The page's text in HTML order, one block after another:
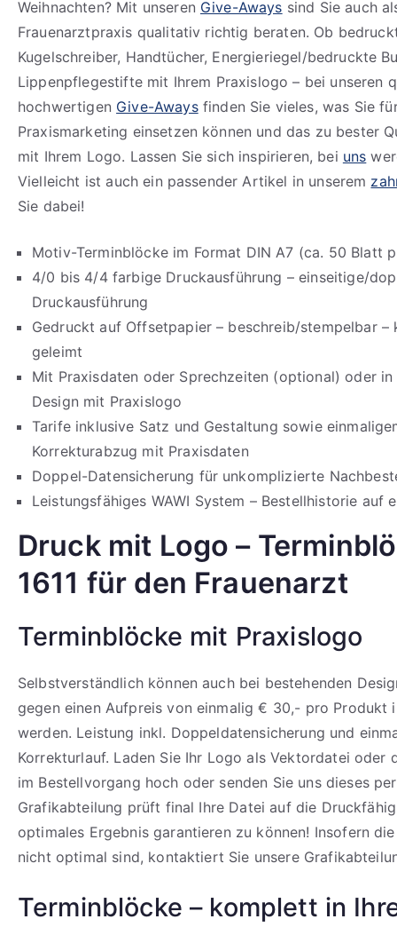
Weihnachten? Mit unseren Give-Aways sind Sie auch
Frauenarztpraxis qualitativ richtig beraten. Ob
Kugelschreiber, Handtücher, Energieriegel/bedruckte
Lippenpflegestifte mit Ihrem Praxislogo – bei unseren
hochwertigen Give-Awaysfinden Sie vieles, was Sie
Praxismarketing einsetzen können und das zu bester
mit Ihrem Logo. Lassen Sie sich inspirieren, bei uns
Vielleicht ist auch ein passender Artikel in unserem
Sie dabei!
Motiv-Terminblöcke im Format DIN A7 (ca. 50 Blatt
4/0 bis 4/4 farbige Druckausführung – einseitige/
Druckausführung
Gedruckt auf Offsetpapier – beschreib/stempelbar –
geleimt
Mit Praxisdaten oder Sprechzeiten (optional) oder
Design mit Praxislogo
Tarife inklusive Satz und Gestaltung sowie
Korrekturabzug mit Praxisdaten
Doppel-Datensicherung für unkomplizierte
Leistungsfähiges WAWI System – Bestellhistorie auf
Druck mit Logo –
1611 für den Frauenarzt
Terminblöcke mit Praxislogo
Selbstverständlich können auch bei bestehenden
gegen einen Aufpreis von einmalig € 30,- pro Produkt
werden. Leistung inkl. Doppeldatensicherung und
Korrekturlauf. Laden Sie Ihr Logo als Vektordatei oder
im Bestellvorgang hoch oder senden Sie uns dieses
Grafikabteilung prüft final Ihre Datei auf die
optimales Ergebnis garantieren zu können! Insofern
nicht optimal sind, kontaktiert Sie unsere
Terminblöcke – komplett in